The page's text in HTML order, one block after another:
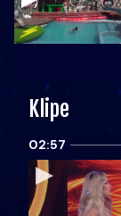
Klipe
02:57